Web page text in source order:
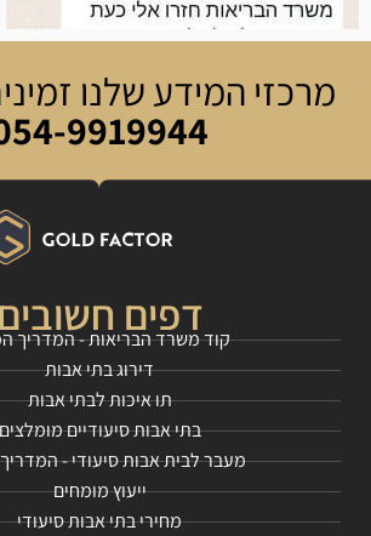
מרכזי המידע שלנו
9919944
דפים חשובים
קוד משרד הבריאות - המדריך
דירוג בתי אבות
תו איכות לבתי אבות
בתי אבות סיעודיים
מעבר לבית אבות סיעודי -
ייעוץ מומחים
מחירי בתי אבות סיעודי